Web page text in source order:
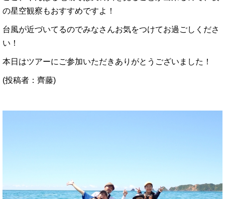
の星空観察もおすすめですよ！
台風が近づいてるのでみなさんお気をつけてお過ごしくださ
い！
本日はツアーにご参加いただきありがとうございました！
(投稿者：齊藤)